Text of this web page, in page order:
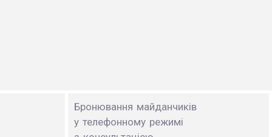
Бронювання майданчиків
у телефонному режимі